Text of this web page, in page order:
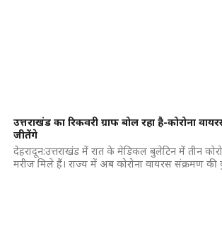
उत्तराखंड का रिकवरी ग्राफ बोल रहा है-कोरोना
जीतेंगे
देहरादून:उत्तराखंड में रात के मेडिकल बुलेटिन में तीन
मरीज मिले हैं। राज्य में अब कोरोना वायरस संक्रमण की